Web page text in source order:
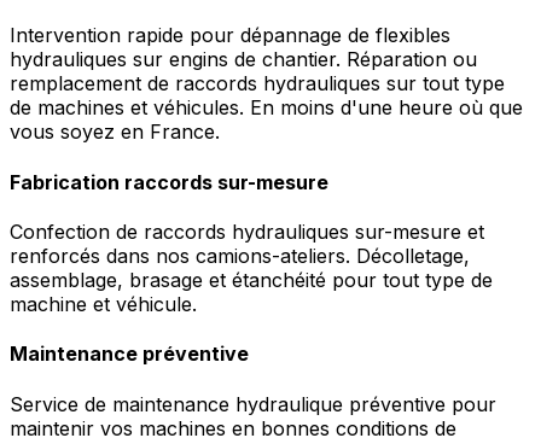
Intervention rapide pour dépannage de flexibles
hydrauliques sur engins de chantier. Réparation ou
remplacement de raccords hydrauliques sur tout type
de machines et véhicules. En moins d'une heure où que
vous soyez en France.
Fabrication raccords sur-mesure
Confection de raccords hydrauliques sur-mesure et
renforcés dans nos camions-ateliers. Décolletage,
assemblage, brasage et étanchéité pour tout type de
machine et véhicule.
Maintenance préventive
Service de maintenance hydraulique préventive pour
maintenir vos machines en bonnes conditions de